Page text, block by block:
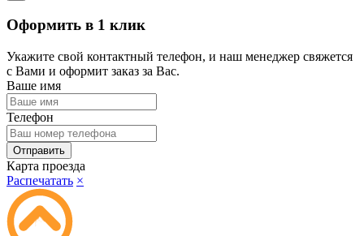
Оформить в 1 клик
Укажите свой контактный телефон, и наш менеджер свяжется
с Вами и оформит заказ за Вас.
Ваше имя
Телефон
Карта проезда
Распечатать ×